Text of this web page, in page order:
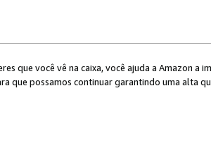
que você vê na caixa, você ajuda a Amazon
que possamos continuar garantindo uma alta